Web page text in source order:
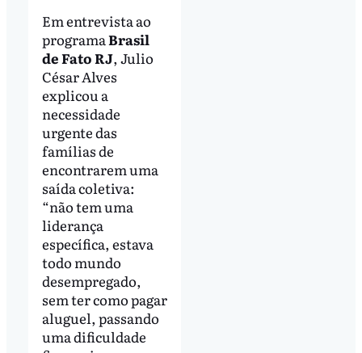
Em entrevista ao
programaBrasil
de Fato RJ, Julio
César Alves
explicou a
necessidade
urgente das
famílias de
encontrarem uma
saída coletiva:
“não tem uma
liderança
específica, estava
todo mundo
desempregado,
sem ter como pagar
aluguel, passando
uma dificuldade